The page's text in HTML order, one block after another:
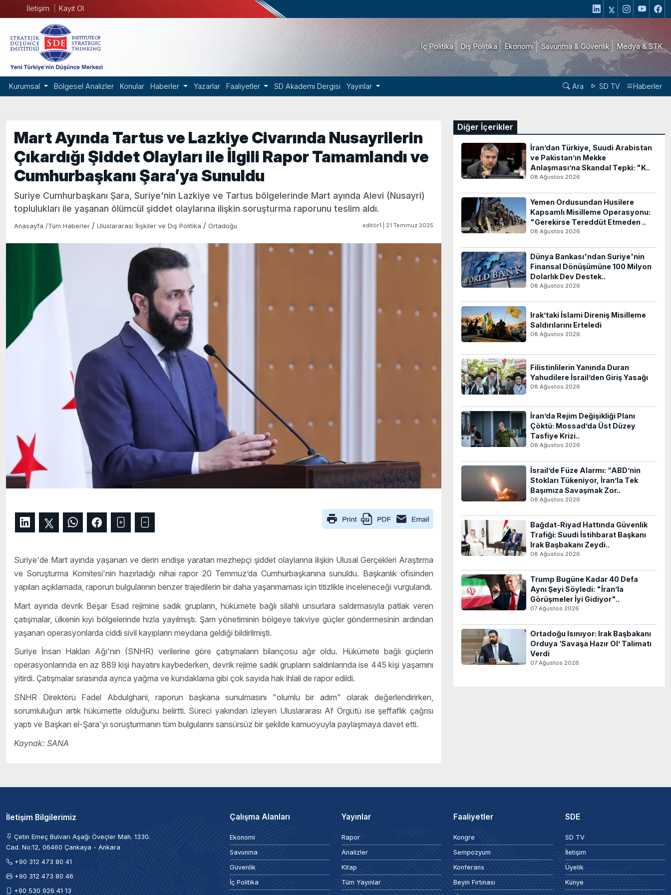
İletişim Kayıt Ol
İç Politika Dış Politika Ekonomi Savunma & Güvenlik Medya & STK
Kurumsal Bölgesel Analizler Konular Haberler Yazarlar Faaliyetler SD Akademi Dergisi Yayınlar Ara SD TV Haberler
Mart Ayında Tartus ve Lazkiye Civarında Nusayrilerin
Çıkardığı Şiddet Olayları ile İlgili Rapor Tamamlandı ve
Cumhurbaşkanı Şara’ya Sunuldu
Suriye Cumhurbaşkanı Şara, Suriye'nin Lazkiye ve Tartus bölgelerinde Mart ayında Alevi (Nusayri)
toplulukları ile yaşanan ölümcül şiddet olaylarına ilişkin soruşturma raporunu teslim aldı.
Anasayfa /Tüm Haberler / Uluslararası İlişkiler ve Dış Politika / Ortadoğu editör1 | 21 Temmuz 2025
Suriye'de Mart ayında yaşanan ve derin endişe yaratan mezhepçi şiddet olaylarına ilişkin Ulusal Gerçekleri Araştırma
ve Soruşturma Komitesi'nin hazırladığı nihai rapor 20 Temmuz’da Cumhurbaşkanına sunuldu. Başkanlık ofisinden
yapılan açıklamada, raporun bulgularının benzer trajedilerin bir daha yaşanmaması için titizlikle inceleneceği vurgulandı.
Mart ayında devrik Beşar Esad rejimine sadık grupların, hükümete bağlı silahlı unsurlara saldırmasıyla patlak veren
çatışmalar, ülkenin kıyı bölgelerinde hızla yayılmıştı. Şam yönetiminin bölgeye takviye güçler göndermesinin ardından
yaşanan operasyonlarda ciddi sivil kayıpların meydana geldiği bildirilmişti.
Suriye İnsan Hakları Ağı'nın (SNHR) verilerine göre çatışmaların bilançosu ağır oldu. Hükümete bağlı güçlerin
operasyonlarında en az 889 kişi hayatını kaybederken, devrik rejime sadık grupların saldırılarında ise 445 kişi yaşamını
yitirdi. Çatışmalar sırasında ayrıca yağma ve kundaklama gibi çok sayıda hak ihlali de rapor edildi.
SNHR Direktörü Fadel Abdulghani, raporun başkana sunulmasını "olumlu bir adım" olarak değerlendirirken,
sorumluluğun artık hükümette olduğunu belirtti. Süreci yakından izleyen Uluslararası Af Örgütü ise şeffaflık çağrısı
yaptı ve Başkan el-Şara'yı soruşturmanın tüm bulgularını sansürsüz bir şekilde kamuoyuyla paylaşmaya davet etti.
Kaynak: SANA
Diğer İçerikler
İran’dan Türkiye, Suudi Arabistan
ve Pakistan’ın Mekke
Anlaşması’na Skandal Tepki: "K..
08 Ağustos 2026
Yemen Ordusundan Husilere
Kapsamlı Misilleme Operasyonu:
"Gerekirse Tereddüt Etmeden ..
08 Ağustos 2026
Dünya Bankası'ndan Suriye'nin
Finansal Dönüşümüne 100 Milyon
Dolarlık Dev Destek..
08 Ağustos 2026
Irak’taki İslami Direniş Misilleme
Saldırılarını Erteledi
08 Ağustos 2026
Filistinlilerin Yanında Duran
Yahudilere İsrail’den Giriş Yasağı
08 Ağustos 2026
İran’da Rejim Değişikliği Planı
Çöktü: Mossad’da Üst Düzey
Tasfiye Krizi..
08 Ağustos 2026
İsrail’de Füze Alarmı: “ABD’nin
Stokları Tükeniyor, İran’la Tek
Başımıza Savaşmak Zor..
08 Ağustos 2026
Bağdat-Riyad Hattında Güvenlik
Trafiği: Suudi İstihbarat Başkanı
Irak Başbakanı Zeydi..
08 Ağustos 2026
Trump Bugüne Kadar 40 Defa
Aynı Şeyi Söyledi: "İran’la
Görüşmeler İyi Gidiyor"..
07 Ağustos 2026
Ortadoğu Isınıyor: Irak Başbakanı
Orduya ‘Savaşa Hazır Ol’ Talimatı
Verdi
07 Ağustos 2026
İletişim Bilgilerimiz
Çetin Emeç Bulvarı Aşağı Öveçler Mah. 1330.
Cad. No:12, 06460 Çankaya - Ankara
+90 312 473 80 41
+90 312 473 80 46
+90 530 926 41 13
Çalışma Alanları
Ekonomi
Savunma
Güvenlik
İç Politika
Yayınlar
Rapor
Analizler
Kitap
Tüm Yayınlar
Faaliyetler
Kongre
Sempozyum
Konferans
Beyin Fırtınası
SDE
SD TV
İletişim
Üyelik
Künye